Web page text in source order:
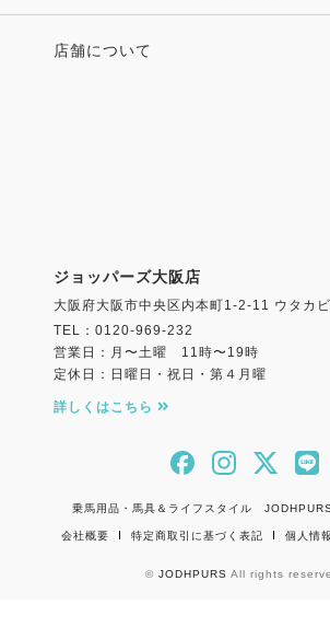
店舗について
ジョッパーズ大阪店
大阪府大阪市中央区内本町1-2-11 ウタカ
TEL：0120-969-232
営業日：月〜土曜 11時〜19時
定休日：日曜日・祝日・第４月曜
詳しくはこちら
乗馬用品・馬具＆ライフスタイル
会社概要 特定商取引に基づく表記 個人情
© JODHPURS All rights